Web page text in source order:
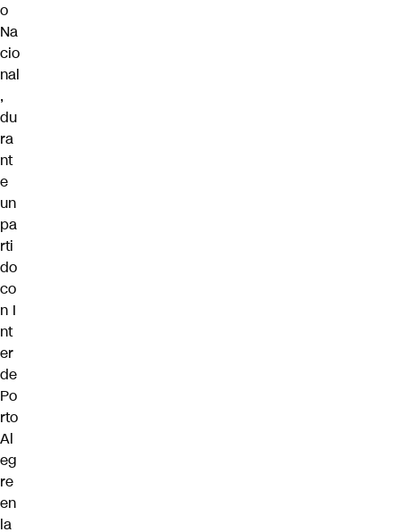
o
Na
cio
nal
,
du
ra
nt
e
un
pa
rti
do
co
n I
nt
er
de
Po
rto
Al
eg
re
en
la